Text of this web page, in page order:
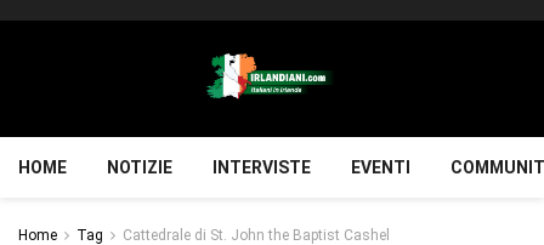
HOME NOTIZIE INTERVISTE EVENTI
Home Tag Cattedrale di St. John the Baptist Cashel